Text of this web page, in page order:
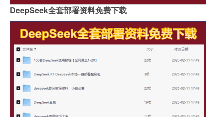
DeepSeek全套部署资料免费下载